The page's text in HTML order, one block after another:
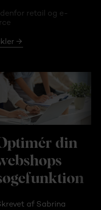
retail og e-
→
din
af Sabrina